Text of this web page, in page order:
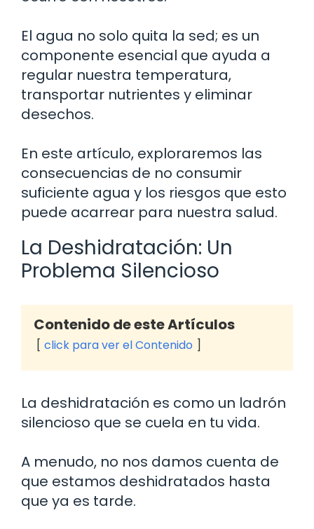
El agua no solo quita la sed; es un
componente esencial que ayuda a
regular nuestra temperatura,
transportar nutrientes y eliminar
desechos.
En este artículo, exploraremos las
consecuencias de no consumir
suficiente agua y los riesgos que esto
puede acarrear para nuestra salud.
La Deshidratación: Un
Problema Silencioso
Contenido de este Artículos
click para ver el Contenido
La deshidratación es como un ladrón
silencioso que se cuela en tu vida.
A menudo, no nos damos cuenta de
que estamos deshidratados hasta
que ya es tarde.